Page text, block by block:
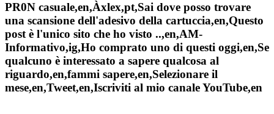
PR0N casuale,en,Àxlex,pt,Sai dove posso trovare
una scansione dell'adesivo della cartuccia,en,Questo
post è l'unico sito che ho visto ..,en,AM-
Informativo,ig,Ho comprato uno di questi oggi,en,Se
qualcuno è interessato a sapere qualcosa al
riguardo,en,fammi sapere,en,Selezionare il
mese,en,Tweet,en,Iscriviti al mio canale YouTube,en